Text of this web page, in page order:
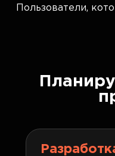
Пользователи,